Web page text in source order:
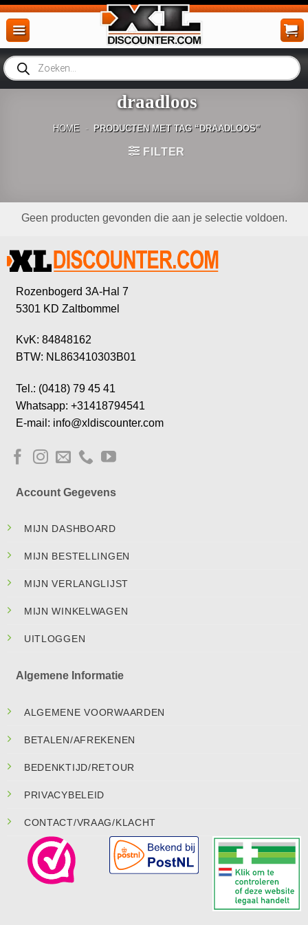
Ga
naar
inhoud
Producten
zoeken
draadloos
HOME - PRODUCTEN MET TAG “DRAADLOOS”
FILTER
Geen producten gevonden die aan je selectie voldoen.
Rozenbogerd 3A-Hal 7
5301 KD Zaltbommel
KvK: 84848162
BTW: NL863410303B01
Tel.: (0418) 79 45 41
Whatsapp: +31418794541
E-mail: info@xldiscounter.com
Account Gegevens
MIJN DASHBOARD
MIJN BESTELLINGEN
MIJN VERLANGLIJST
MIJN WINKELWAGEN
UITLOGGEN
Algemene Informatie
ALGEMENE VOORWAARDEN
BETALEN/AFREKENEN
BEDENKTIJD/RETOUR
PRIVACYBELEID
CONTACT/VRAAG/KLACHT